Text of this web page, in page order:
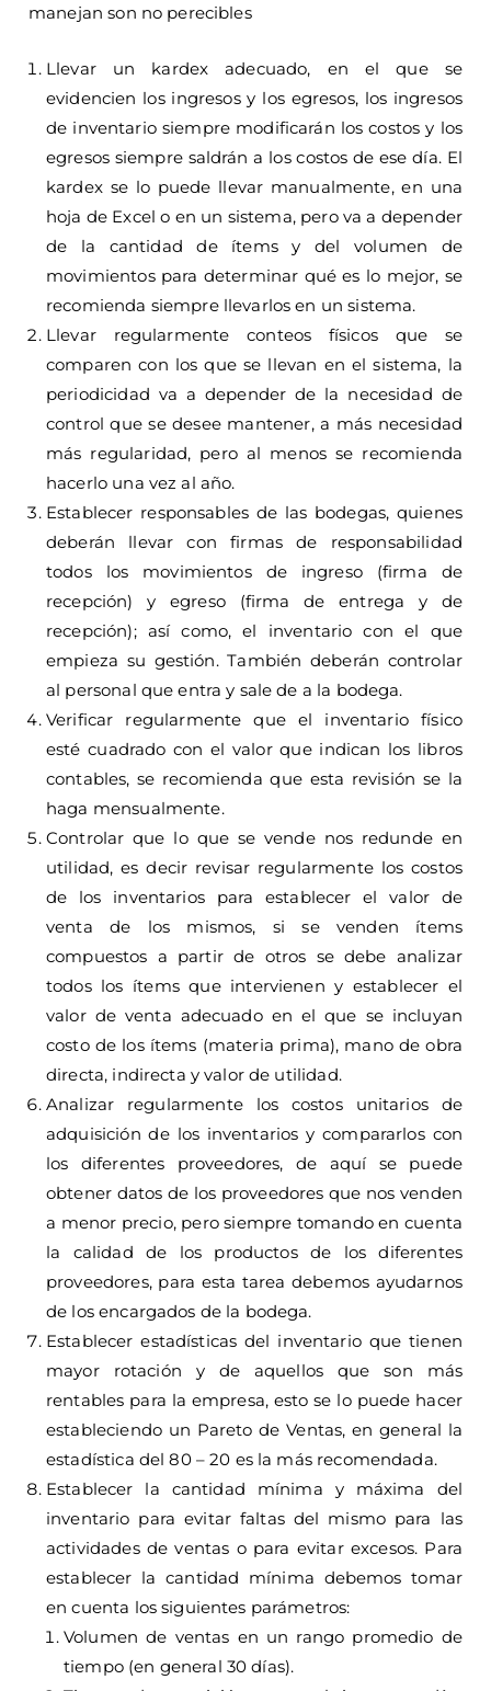
manejan son no perecibles
Llevar un kardex adecuado, en el que se
evidencien los ingresos y los egresos, los ingresos
de inventario siempre modificarán los costos y los
egresos siempre saldrán a los costos de ese día. El
kardex se lo puede llevar manualmente, en una
hoja de Excel o en un sistema, pero va a depender
de la cantidad de ítems y del volumen de
movimientos para determinar qué es lo mejor, se
recomienda siempre llevarlos en un sistema.
Llevar regularmente conteos físicos que se
comparen con los que se llevan en el sistema, la
periodicidad va a depender de la necesidad de
control que se desee mantener, a más necesidad
más regularidad, pero al menos se recomienda
hacerlo una vez al año.
Establecer responsables de las bodegas, quienes
deberán llevar con firmas de responsabilidad
todos los movimientos de ingreso (firma de
recepción) y egreso (firma de entrega y de
recepción); así como, el inventario con el que
empieza su gestión. También deberán controlar
al personal que entra y sale de a la bodega.
Verificar regularmente que el inventario físico
esté cuadrado con el valor que indican los libros
contables, se recomienda que esta revisión se la
haga mensualmente.
Controlar que lo que se vende nos redunde en
utilidad, es decir revisar regularmente los costos
de los inventarios para establecer el valor de
venta de los mismos, si se venden ítems
compuestos a partir de otros se debe analizar
todos los ítems que intervienen y establecer el
valor de venta adecuado en el que se incluyan
costo de los ítems (materia prima), mano de obra
directa, indirecta y valor de utilidad.
Analizar regularmente los costos unitarios de
adquisición de los inventarios y compararlos con
los diferentes proveedores, de aquí se puede
obtener datos de los proveedores que nos venden
a menor precio, pero siempre tomando en cuenta
la calidad de los productos de los diferentes
proveedores, para esta tarea debemos ayudarnos
de los encargados de la bodega.
Establecer estadísticas del inventario que tienen
mayor rotación y de aquellos que son más
rentables para la empresa, esto se lo puede hacer
estableciendo un Pareto de Ventas, en general la
estadística del 80 – 20 es la más recomendada.
Establecer la cantidad mínima y máxima del
inventario para evitar faltas del mismo para las
actividades de ventas o para evitar excesos. Para
establecer la cantidad mínima debemos tomar
en cuenta los siguientes parámetros:
Volumen de ventas en un rango promedio de
tiempo (en general 30 días).